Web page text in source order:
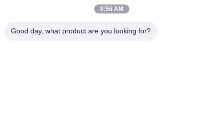
8:56 AM
Good day, what product are you looking for?